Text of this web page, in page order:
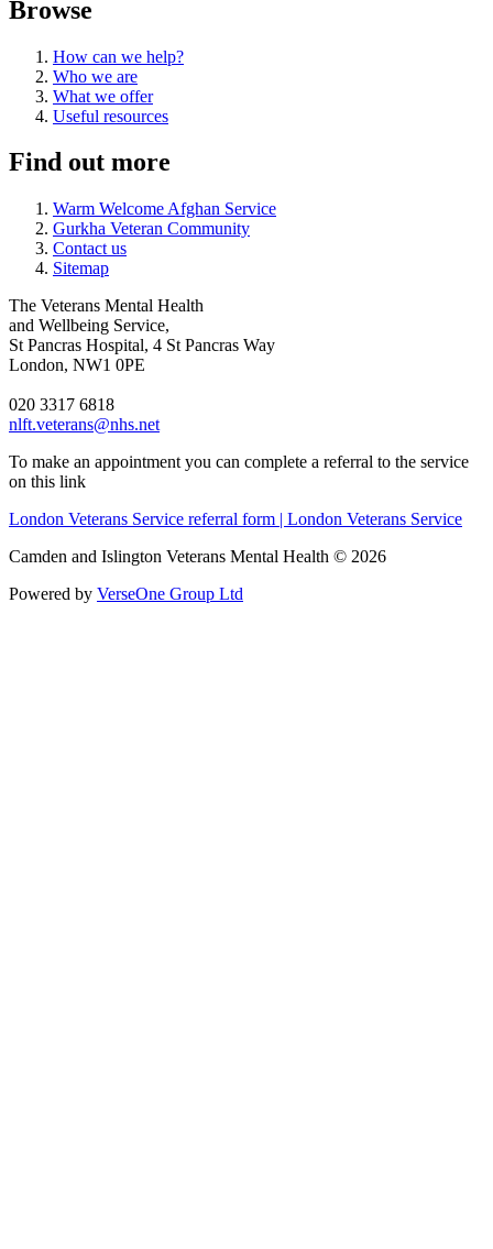
Browse
How can we help?
Who we are
What we offer
Useful resources
Find out more
Warm Welcome Afghan Service
Gurkha Veteran Community
Contact us
Sitemap
The Veterans Mental Health
and Wellbeing Service,
St Pancras Hospital, 4 St Pancras Way
London, NW1 0PE
020 3317 6818
nlft.veterans@nhs.net
To make an appointment you can complete a referral to the service
on this link
London Veterans Service referral form | London Veterans Service
Camden and Islington Veterans Mental Health © 2026
Powered by VerseOne Group Ltd